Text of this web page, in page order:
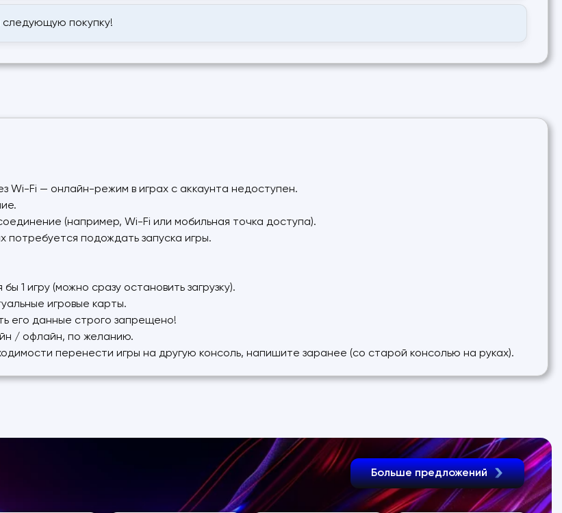
следующую покупку!
Wi-Fi — онлайн-режим в играх с аккаунта недоступен.
(например, Wi-Fi или мобильная точка доступа).
потребуется подождать запуска игры.
1 игру (можно сразу остановить загрузку).
игровые карты.
его данные строго запрещено!
/ офлайн, по желанию.
перенести игры на другую консоль, напишите заранее (со старой консолью на руках).
Больше предложений